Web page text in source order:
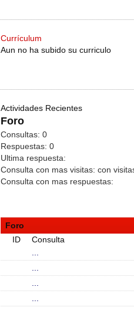
Currículum
Aun no ha subido su curriculo
Actividades Recientes
Foro
Consultas: 0
Respuestas: 0
Ultima respuesta:
Consulta con mas visitas: con
Consulta con mas respuestas:
Foro
ID
Consulta